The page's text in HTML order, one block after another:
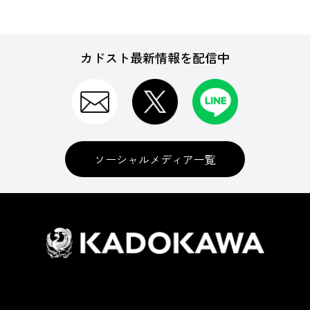
カドスト最新情報を配信中
ソーシャルメディア一覧